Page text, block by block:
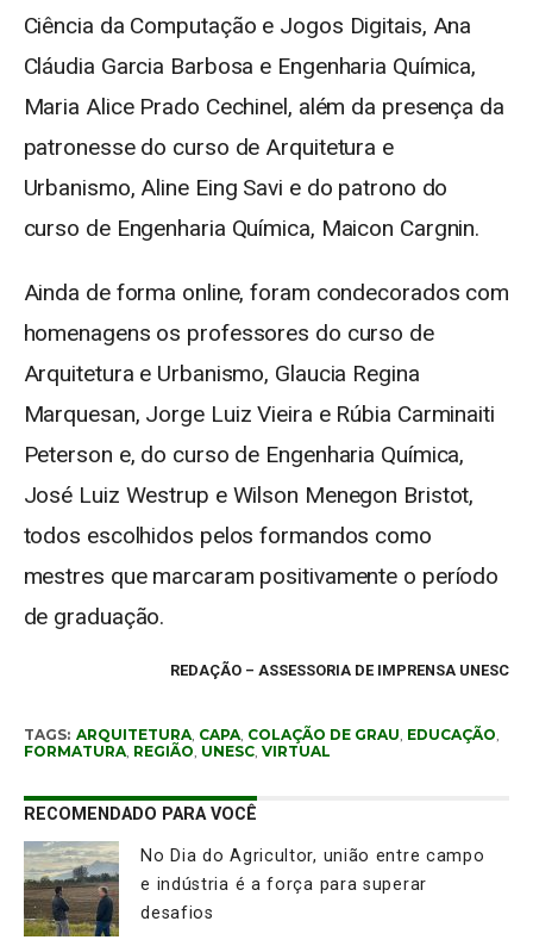
Ciência da Computação e Jogos Digitais, Ana
Cláudia Garcia Barbosa e Engenharia Química,
Maria Alice Prado Cechinel, além da presença da
patronesse do curso de Arquitetura e
Urbanismo, Aline Eing Savi e do patrono do
curso de Engenharia Química, Maicon Cargnin.
Ainda de forma online, foram condecorados com
homenagens os professores do curso de
Arquitetura e Urbanismo, Glaucia Regina
Marquesan, Jorge Luiz Vieira e Rúbia Carminaiti
Peterson e, do curso de Engenharia Química,
José Luiz Westrup e Wilson Menegon Bristot,
todos escolhidos pelos formandos como
mestres que marcaram positivamente o período
de graduação.
REDAÇÃO – ASSESSORIA DE IMPRENSA UNESC
TAGS: ARQUITETURA, CAPA, COLAÇÃO DE GRAU EDUCAÇÃO
FORMATURA, REGIÃO UNESC, VIRTUAL
RECOMENDADO PARA VOCÊ
No Dia do Agricultor, união entre campo
e indústria é a força para superar
desafios